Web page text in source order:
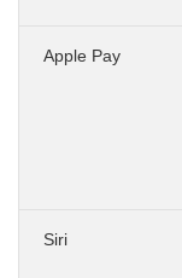
Apple Pay
Siri